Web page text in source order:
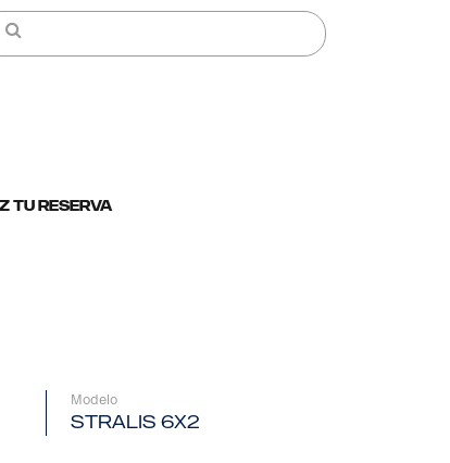
TU RESERVA
Modelo
STRALIS 6X2